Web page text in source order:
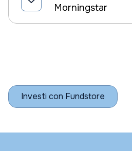
Morningstar
Investi con Fundstore